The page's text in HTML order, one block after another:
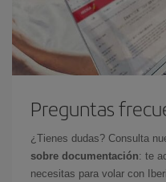
Preguntas
¿Tienes dudas? Consulta
sobre documentación: te
necesitas para volar con